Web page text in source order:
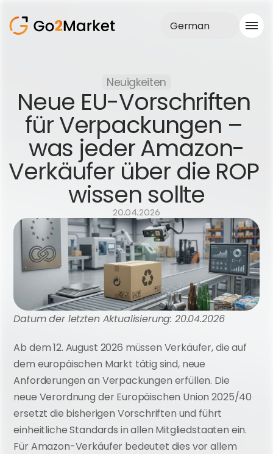
Realisationen
Fallstudie
Blog
Über uns
Dienstleistungen
German
Neuigkeiten
Neue EU-Vorschriften
für Verpackungen –
was jeder Amazon-
Verkäufer über die ROP
wissen sollte
20.04.2026
Datum der letzten Aktualisierung: 20.04.2026
Ab dem 12. August 2026 müssen Verkäufer, die auf
dem europäischen Markt tätig sind, neue
Anforderungen an Verpackungen erfüllen. Die
neue Verordnung der Europäischen Union 2025/40
ersetzt die bisherigen Vorschriften und führt
einheitliche Standards in allen Mitgliedstaaten ein.
Für Amazon-Verkäufer bedeutet dies vor allem